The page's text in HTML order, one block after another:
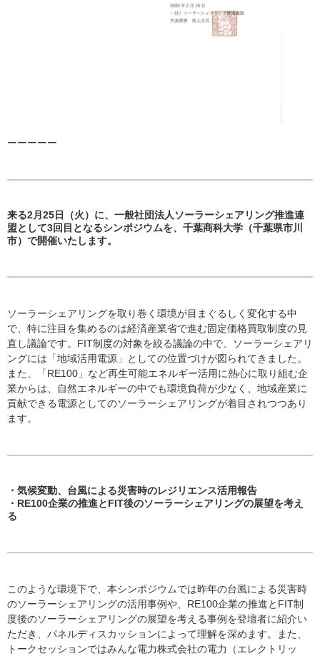
ーーーーー
来る2月25日（火）に、一般社団法人ソーラーシェアリング推進連
盟として3回目となるシンポジウムを、千葉商科大学（千葉県市川
市）で開催いたします。
ソーラーシェアリングを取り巻く環境が目まぐるしく変化する中
で、特に注目を集めるのは経済産業省で進む固定価格買取制度の見
直し議論です。FIT制度の対象を絞る議論の中で、ソーラーシェアリ
ングには「地域活用電源」としての位置づけが図られてきました。
また、「RE100」など再生可能エネルギー活用に熱心に取り組む企
業からは、自然エネルギーの中でも環境負荷が少なく、地域産業に
貢献できる電源としてのソーラーシェアリングが着目されつつあり
ます。
・気候変動、台風による災害時のレジリエンス活用報告
・RE100企業の推進とFIT後のソーラーシェアリングの展望を考え
る
このような環境下で、本シンポジウムでは昨年の台風による災害時
のソーラーシェアリングの活用事例や、RE100企業の推進とFIT制
度後のソーラーシェアリングの展望を考える事例を登壇者に紹介い
ただき、パネルディスカッションによって理解を深めます。また、
トークセッションではみんな電力株式会社の電力（エレクトリッ